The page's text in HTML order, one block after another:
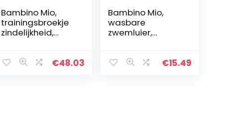
Bambino Mio,
trainingsbroekje
zindelijkheid,
van 5
€48.03
Bambino Mio,
wasbare
zwemluier,
€15.49